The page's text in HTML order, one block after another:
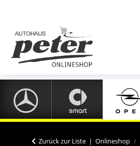
Zurück zur Liste Onlineshop